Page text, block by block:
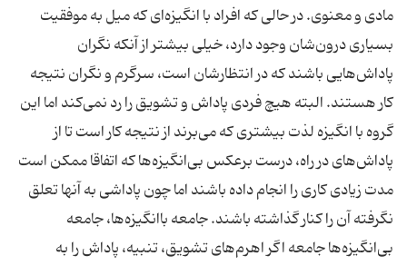
مادی و معنوی. در حالی که افراد با انگیزه‌ای که میل به موفقیت
بسیاری درون‌شان وجود دارد، خیلی بیشتر از آنکه نگران
پاداش‌هایی باشند که در انتظارشان است، سرگرم و نگران نتیجه
کار هستند. البته هیچ فردی پاداش و تشویق را رد نمی‌کند اما این
گروه با انگیزه لذت بیشتری که می‌برند از نتیجه کار است تا از
پاداش‌های در راه، درست برعکس بی‌انگیزه‌ها که اتفاقا ممکن است
مدت زیادی کاری را انجام داده‌ باشند اما چون پاداشی به آنها تعلق
نگرفته آن را کنار گذاشته باشند. جامعه باانگیزه‌ها، جامعه‌
بی‌انگیزه‌ها جامعه اگر اهرم‌های تشویق، تنبیه، پاداش را به